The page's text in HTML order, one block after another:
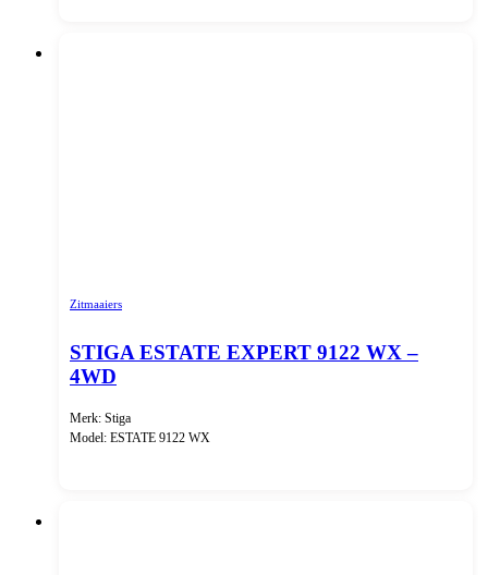
Zitmaaiers
STIGA ESTATE EXPERT 9122 WX –
4WD
Merk: Stiga
Model: ESTATE 9122 WX